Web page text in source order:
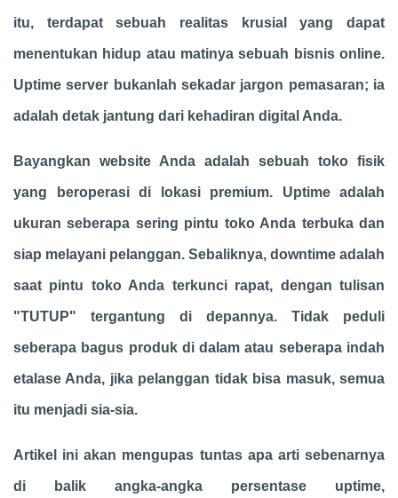
itu, terdapat sebuah realitas krusial yang dapat
menentukan hidup atau matinya sebuah bisnis online.
Uptime server bukanlah sekadar jargon pemasaran; ia
adalah detak jantung dari kehadiran digital Anda.
Bayangkan website Anda adalah sebuah toko fisik
yang beroperasi di lokasi premium. Uptime adalah
ukuran seberapa sering pintu toko Anda terbuka dan
siap melayani pelanggan. Sebaliknya, downtime adalah
saat pintu toko Anda terkunci rapat, dengan tulisan
"TUTUP" tergantung di depannya. Tidak peduli
seberapa bagus produk di dalam atau seberapa indah
etalase Anda, jika pelanggan tidak bisa masuk, semua
itu menjadi sia-sia.
Artikel ini akan mengupas tuntas apa arti sebenarnya
di balik angka-angka persentase uptime,